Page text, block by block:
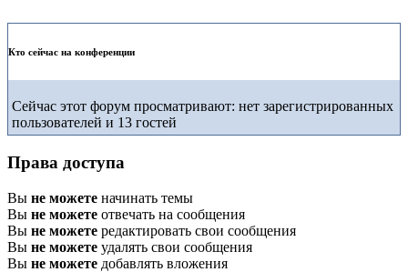
Кто сейчас на конференции
Сейчас этот форум просматривают: нет зарегистрированных
пользователей и 13 гостей
Права доступа
Вы не можете начинать темы
Вы не можете отвечать на сообщения
Вы не можете редактировать свои сообщения
Вы не можете удалять свои сообщения
Вы не можете добавлять вложения